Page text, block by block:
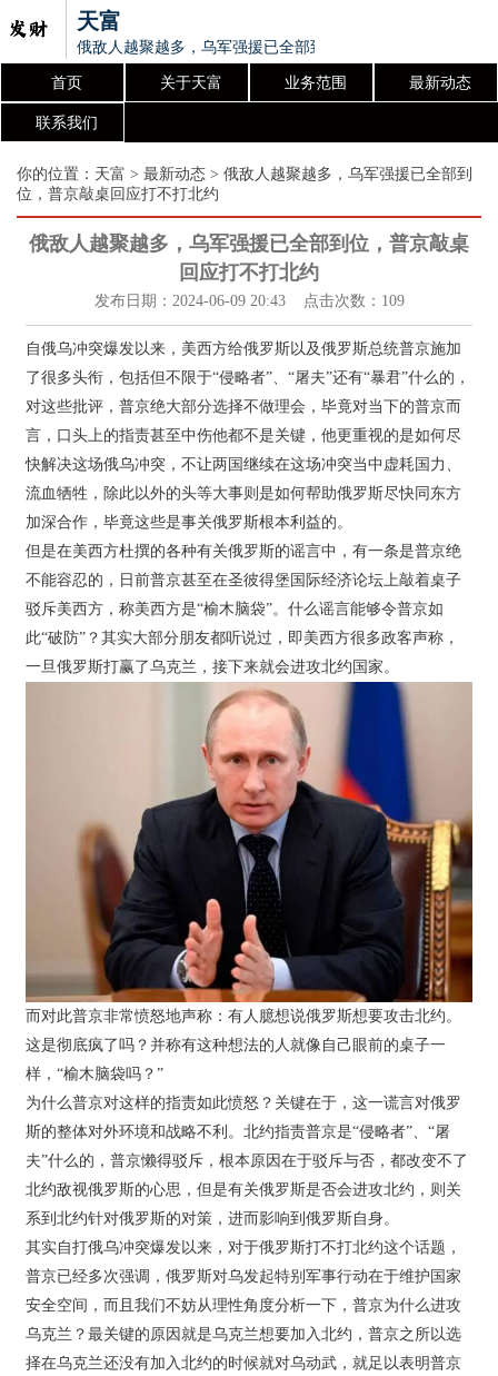
天富
俄敌人越聚越多，乌军强援已全部到位，普京敲桌回应打不
首页 关于天富 业务范围 最新动态
联系我们
你的位置： 天富 > 最新动态 > 俄敌人越聚越多，乌军强援已全部到
位，普京敲桌回应打不打北约
俄敌人越聚越多，乌军强援已全部到位，普京敲桌
回应打不打北约
发布日期：2024-06-09 20:43 点击次数：109
自俄乌冲突爆发以来，美西方给俄罗斯以及俄罗斯总统普京施加
了很多头衔，包括但不限于“侵略者”、“屠夫”还有“暴君”什么的，
对这些批评，普京绝大部分选择不做理会，毕竟对当下的普京而
言，口头上的指责甚至中伤他都不是关键，他更重视的是如何尽
快解决这场俄乌冲突，不让两国继续在这场冲突当中虚耗国力、
流血牺牲，除此以外的头等大事则是如何帮助俄罗斯尽快同东方
加深合作，毕竟这些是事关俄罗斯根本利益的。
但是在美西方杜撰的各种有关俄罗斯的谣言中，有一条是普京绝
不能容忍的，日前普京甚至在圣彼得堡国际经济论坛上敲着桌子
驳斥美西方，称美西方是“榆木脑袋”。什么谣言能够令普京如
此“破防”？其实大部分朋友都听说过，即美西方很多政客声称，
一旦俄罗斯打赢了乌克兰，接下来就会进攻北约国家。
而对此普京非常愤怒地声称：有人臆想说俄罗斯想要攻击北约。
这是彻底疯了吗？并称有这种想法的人就像自己眼前的桌子一
样，“榆木脑袋吗？”
为什么普京对这样的指责如此愤怒？关键在于，这一谎言对俄罗
斯的整体对外环境和战略不利。北约指责普京是“侵略者”、“屠
夫”什么的，普京懒得驳斥，根本原因在于驳斥与否，都改变不了
北约敌视俄罗斯的心思，但是有关俄罗斯是否会进攻北约，则关
系到北约针对俄罗斯的对策，进而影响到俄罗斯自身。
其实自打俄乌冲突爆发以来，对于俄罗斯打不打北约这个话题，
普京已经多次强调，俄罗斯对乌发起特别军事行动在于维护国家
安全空间，而且我们不妨从理性角度分析一下，普京为什么进攻
乌克兰？最关键的原因就是乌克兰想要加入北约，普京之所以选
择在乌克兰还没有加入北约的时候就对乌动武，就足以表明普京